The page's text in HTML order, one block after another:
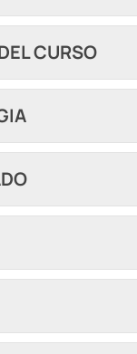
CURSO